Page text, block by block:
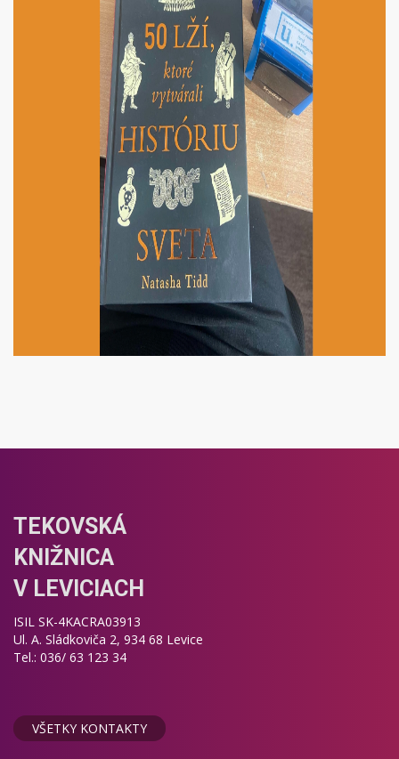
TEKOVSKÁ
KNIŽNICA
V LEVICIACH
ISIL SK-4KACRA03913
Ul. A. Sládkoviča 2, 934 68 Levice
Tel.: 036/ 63 123 34
VŠETKY KONTAKTY